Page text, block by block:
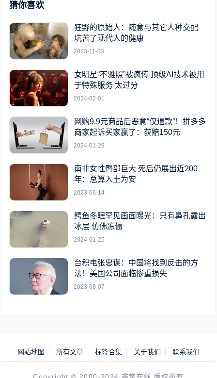
猜你喜欢
狂野的原始人：随意与其它人种交配
坑苦了现代人的健康
2023-11-03
女明星“不雅照”被疯传 顶级AI技术被用
于特殊服务 太过分
2024-02-01
网购9.9元商品后恶意“仅退款”！拼多多
商家起诉买家赢了：获赔150元
2024-01-29
南非女性臀部巨大 死后仍展出近200
年：总算入土为安
2023-06-14
鳄鱼冬眠罕见画面曝光：只有鼻孔露出
冰层 仿佛冻僵
2024-01-25
台积电张忠谋：中国将找到反击的方
法！美国公司面临惨重损失
2023-08-07
网站地图 所有文章 标签合集 关于我们 联系我们